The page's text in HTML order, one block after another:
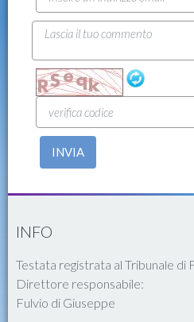
INVIA
INFO
Testata registrata al Tribunale di
Direttore responsabile:
Fulvio di Giuseppe